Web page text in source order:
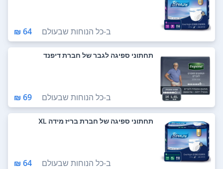
ב-כל הנוחות שבעולם 64 ₪
תחתוני ספיגה לגבר של חברת דיפנד
ב-כל הנוחות שבעולם 69 ₪
תחתוני ספיגה של חברת בריז מידה XL
ב-כל הנוחות שבעולם 64 ₪